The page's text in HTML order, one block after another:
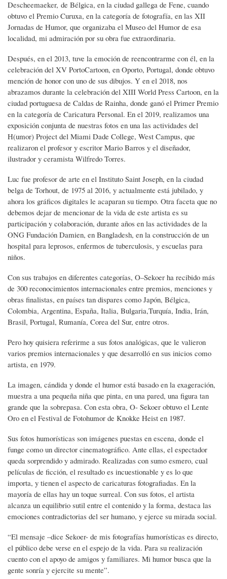
Descheemaeker, de Bélgica, en la ciudad gallega de Fene, cuando
obtuvo el Premio Curuxa, en la categoría de fotografía, en las XII
Jornadas de Humor, que organizaba el Museo del Humor de esa
localidad, mi admiración por su obra fue extraordinaria.
Después, en el 2013, tuve la emoción de reencontrarme con él, en la
celebración del XV PortoCartoon, en Oporto, Portugal, donde obtuvo
mención de honor con uno de sus dibujos. Y en el 2018, nos
abrazamos durante la celebración del XIII World Press Cartoon, en la
ciudad portuguesa de Caldas de Rainha, donde ganó el Primer Premio
en la categoría de Caricatura Personal. En el 2019, realizamos una
exposición conjunta de nuestras fotos en una las actividades del
H(umor) Project del Miami Dade College, West Campus, que
realizaron el profesor y escritor Mario Barros y el diseñador,
ilustrador y ceramista Wilfredo Torres.
Luc fue profesor de arte en el Instituto Saint Joseph, en la ciudad
belga de Torhout, de 1975 al 2016, y actualmente está jubilado, y
ahora los gráficos digitales le acaparan su tiempo. Otra faceta que no
debemos dejar de mencionar de la vida de este artista es su
participación y colaboración, durante años en las actividades de la
ONG Fundación Damien, en Bangladesh, en la construcción de un
hospital para leprosos, enfermos de tuberculosis, y escuelas para
niños.
Con sus trabajos en diferentes categorías, O–Sekoer ha recibido más
de 300 reconocimientos internacionales entre premios, menciones y
obras finalistas, en países tan dispares como Japón, Bélgica,
Colombia, Argentina, España, Italia, Bulgaria,Turquía, India, Irán,
Brasil, Portugal, Rumanía, Corea del Sur, entre otros.
Pero hoy quisiera referirme a sus fotos analógicas, que le valieron
varios premios internacionales y que desarrolló en sus inicios como
artista, en 1979.
La imagen, cándida y donde el humor está basado en la exageración,
muestra a una pequeña niña que pinta, en una pared, una figura tan
grande que la sobrepasa. Con esta obra, O- Sekoer obtuvo el Lente
Oro en el Festival de Fotohumor de Knokke Heist en 1987.
Sus fotos humorísticas son imágenes puestas en escena, donde el
funge como un director cinematográfico. Ante ellas, el espectador
queda sorprendido y admirado. Realizadas con sumo esmero, cual
películas de ficción, el resultado es incuestionable y es lo que
importa, y tienen el aspecto de caricaturas fotografiadas. En la
mayoría de ellas hay un toque surreal. Con sus fotos, el artista
alcanza un equilibrio sutil entre el contenido y la forma, destaca las
emociones contradictorias del ser humano, y ejerce su mirada social.
“El mensaje –dice Sekoer- de mis fotografías humorísticas es directo,
el público debe verse en el espejo de la vida. Para su realización
cuento con el apoyo de amigos y familiares. Mi humor busca que la
gente sonría y ejercite su mente”.